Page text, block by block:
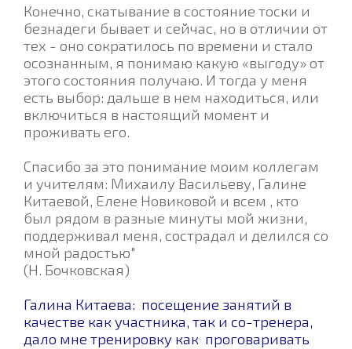
Конечно, скатывание в состояние тоски и
безнадеги бывает и сейчас, но в отличии от
тех - оно сократилось по времени и стало
осознанным, я понимаю какую «выгоду» от
этого состояния получаю. И тогда у меня
есть выбор: дальше в нем находиться, или
включиться в настоящий момент и
проживать его.
Спасибо за это понимание моим коллегам
и учителям: Михаилу Васильеву, Галине
Китаевой, Елене Новиковой и всем , кто
был рядом в разные минуты мой жизни,
поддерживал меня, сострадал и делился со
мной радостью"
(Н. Бочковская)
Галина Китаева: посещение занятий в
качестве как участника, так и со-тренера,
дало мне тренировку как проговаривать